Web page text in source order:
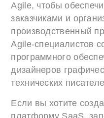
Agile, чтобы
заказчиками и
производственный
Agile-специалистов
программного
дизайнеров
технических
Если вы хотите